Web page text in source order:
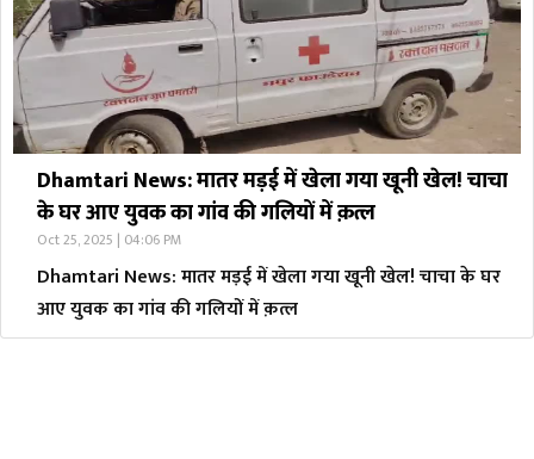
Dhamtari News: मातर मड़ई में खेला गया खूनी खेल! चाचा
के घर आए युवक का गांव की गलियों में क़त्ल
Oct 25, 2025 | 04:06 PM
Dhamtari News: मातर मड़ई में खेला गया खूनी खेल! चाचा के घर
आए युवक का गांव की गलियों में क़त्ल